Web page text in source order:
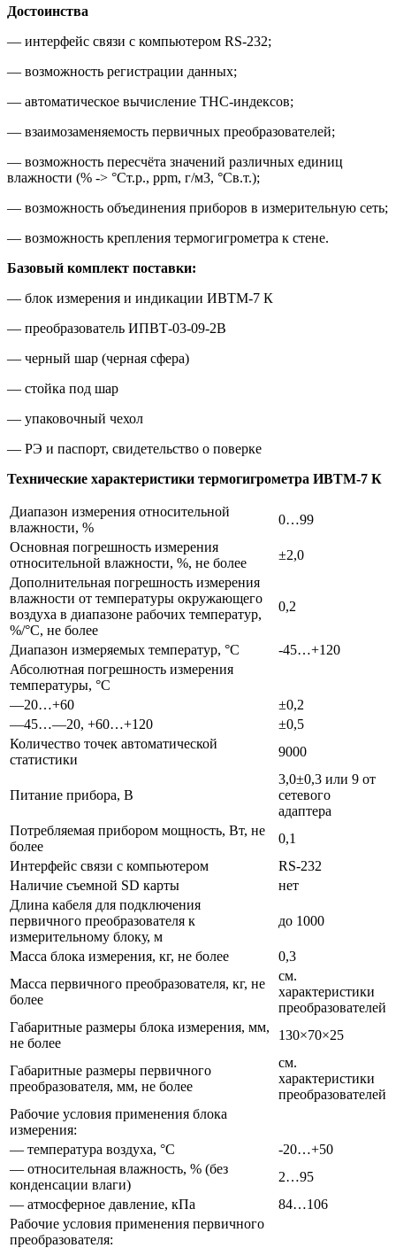
Достоинства
— интерфейс связи с компьютером RS-232;
— возможность регистрации данных;
— автоматическое вычисление ТНС-индексов;
— взаимозаменяемость первичных преобразователей;
— возможность пересчёта значений различных единиц
влажности (% -> °Ст.р., ppm, г/м3, °Св.т.);
— возможность объединения приборов в измерительную сеть;
— возможность крепления термогигрометра к стене.
Базовый комплект поставки:
— блок измерения и индикации ИВТМ-7 К
— преобразователь ИПВТ-03-09-2В
— черный шар (черная сфера)
— стойка под шар
— упаковочный чехол
— РЭ и паспорт, свидетельство о поверке
Технические характеристики термогигрометра ИВТМ-7 К
Диапазон измерения относительной
влажности, %
0…99
Основная погрешность измерения
относительной влажности, %, не более
±2,0
Дополнительная погрешность измерения
влажности от температуры окружающего
воздуха в диапазоне рабочих температур,
%/°С, не более
0,2
Диапазон измеряемых температур, °С
-45…+120
Абсолютная погрешность измерения
температуры, °С
—20…+60
±0,2
—45…—20, +60…+120
±0,5
Количество точек автоматической
статистики
9000
Питание прибора, В
3,0±0,3 или 9 от
сетевого
адаптера
Потребляемая прибором мощность, Вт, не
более
0,1
Интерфейс связи с компьютером
RS-232
Наличие съемной SD карты
нет
Длина кабеля для подключения
первичного преобразователя к
измерительному блоку, м
до 1000
Масса блока измерения, кг, не более
0,3
Масса первичного преобразователя, кг, не
более
см.
характеристики
преобразователей
Габаритные размеры блока измерения, мм,
не более
130×70×25
Габаритные размеры первичного
преобразователя, мм, не более
см.
характеристики
преобразователей
Рабочие условия применения блока
измерения:
— температура воздуха, °С
-20…+50
— относительная влажность, % (без
конденсации влаги)
2…95
— атмосферное давление, кПа
84…106
Рабочие условия применения первичного
преобразователя: